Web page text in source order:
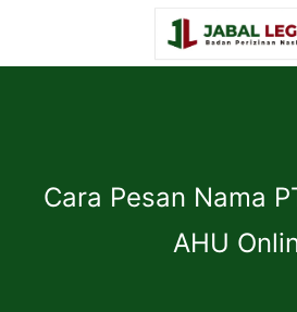
Cara Pesan Nama
AHU